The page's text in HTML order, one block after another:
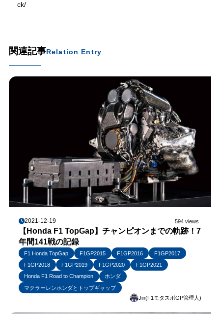
ck/
関連記事Relation Entry
2021-12-19 594 views
【Honda F1 TopGap】チャンピオンまでの軌跡！7
年間141戦の記録
F1 Honda TopGap F1GP2015 F1GP2016
F1GP2017
F1GP2018
F1GP2019 F1GP2020
F1GP2021
Honda F1 Road to Champion
ホンダ
マクラーレンホンダとトップギャップ
Jin(F1モタスポGP管理人)